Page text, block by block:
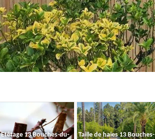
Etêtage 13 Bouches-du-
Taille de haies 13 Bouches-